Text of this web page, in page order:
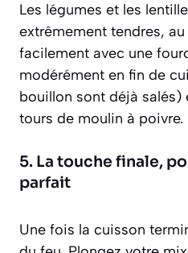
Les légumes et les
extrêmement tendres,
facilement avec une
modérément en fin de
bouillon sont déjà salés)
tours de moulin à poivre.
5. La touche finale,
parfait
Une fois la cuisson